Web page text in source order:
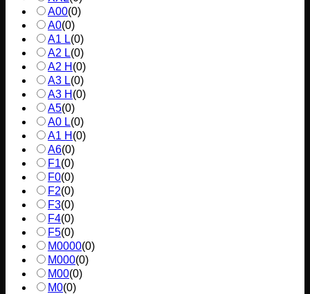
A00(0)
A0(0)
A1 L(0)
A2 L(0)
A2 H (0)
A3 L(0)
A3 H (0)
A5(0)
A0 L(0)
A1 H (0)
A6(0)
F1(0)
F0(0)
F2(0)
F3(0)
F4(0)
F5(0)
M0000(0)
M000(0)
M00(0)
M0(0)